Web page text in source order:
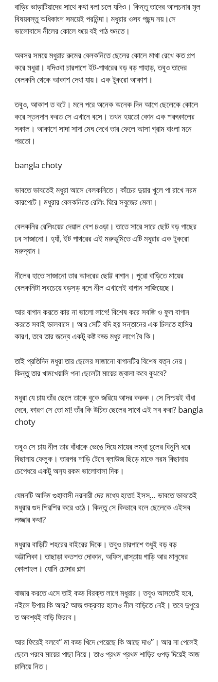
বাড়ির ভাড়াটিয়াদের সাথে কথা বলা চলে যদিও। কিন্তু তাদের আলচনার মূল
বিষয়বস্তু অধিকাংশ সময়েই পরনিন্দা। মধুরার ওসব পছন্দ নয়।সে
ভালোবাসে নীলের কোলে শুয়ে বই পাঠ শুনতে।
অবসর সময়ে মধুরার রুমের বেলকনিতে ছেলের কোলে মাথা রেখে কত গল্প
করে মধুরা। যদিওবা চারপাশে ইট-পাথরের বড় বড় পাহাড়, তবুও তাদের
বেলকনি থেকে আকাশ দেখা যায়। এক টুকরো আকাশ।
তবুও, আকাশ ত বটে। মনে পরে অনেক অনেক দিন আগে ছেলেকে কোলে
করে স্তনদান করত সে এখানে বসে। তখন হয়তো কোন এক শরৎকালের
সকাল। আকাশে সাদা সাদা মেঘ দেখে তার ফেলে আসা গ্রাম বাংলা মনে
পরতো।
bangla choty
ভাবতে ভাবতেই মধুরা আসে বেলকনিতে। কাঁচের দুয়ার খুলে পা রাখে নরম
কারপেটে। মধুরার বেলকনিতে রেলিং ঘিরে সবুজের মেলা।
বেলকনির রেলিংয়ের দেয়াল বেশ চওড়া। তাতে সারে সারে ছোট বড় গাছের
ঢব সাজানো। হ‍্যাঁ, ইট পাথরের এই মরুভূমিতে এটি মধুরার এক টুকরো
মরুদ্যান।
নীলের হাতে সাজানো তার আদরের ছোট্ট বাগান। পুরো বাড়িতে মায়ের
বেলকনিটা সবচেয়ে বড়সড় বলে নীল এখানেই বাগান সাজিয়েছে।
আর বাগান করতে কার না ভালো লাগে! বিশেষ করে সবজি ও ফুল বাগান
করতে সবাই ভালবাসে। আর সেটি যদি হয় সন্তানের এক চিলতে হাসির
কারণ, তবে তার জন্যে একটু কষ্ট বড্ড মধুর লাগে বৈ কি।
তাই প্রতিদিন মধুরা তার ছেলের সাজানো বাগানটির বিশেষ যত্ন নেয়।
কিন্তু তার খামখেয়ালি পনা ছেলেটা মায়ের জ্বালা কবে বুঝবে?
মধুরা যে চায় তাঁর ছেলে তাকে বুকে জরিয়ে আদর করুক। সে নিশ্চয়ই বাঁধা
দেবে, কারণ সে তো মা! তাঁর কি উচিত ছেলের সাথে এই সব করা? bangla
choty
তবুও সে চায় নীল তার বাঁধাকে ভেঙে দিয়ে মায়ের লম্বা চুলের বিনুনি ধরে
বিছানায় ফেলুক। তারপর শাড়ি টেনে ব্লাউজ ছিড়ে মাকে নরম বিছানায়
চেপেধরে একটু অন‍্য রকম ভালোবাসা দিক।
যেমনটি আদিম গুহাবাসী নরনারী দের মধ্যে হতো! ইসস্… ভাবতে ভাবতেই
মধুরার গুদ শিরশির করে ওঠে। কিন্তু সে কিভাবে বলে ছেলেকে এইসব
লজ্জার কথা?
মধুরার বাড়িটি শহরের বাইরের দিকে। তবুও চারপাশে শুধুই বড় বড়
অট্টালিকা। তাছাড়া কতশত দোকান, অফিস,রাস্তায় গাড়ি আর মানুষের
কোলাহল। যোনি চোদার গল্প
বাজার করতে এসে তাই বড্ড বিরক্ত লাগে মধুরার। তবুও আসতেই হবে,
নইলে উপায় কি আর? আজ শুক্রবার হলেও নীল বাড়িতে নেই। তবে দুপুরে
ত অবশ্যই বাড়ি ফিরবে।
আর ফিরেই বলবে“ মা বড্ড খিদে পেয়েছে কি আছে দাও”। আর না পেলেই
ছেলে পরবে মায়ের পাছা নিয়ে। তাও প্রথম প্রথম শাড়ির ওপড় দিয়েই কাজ
চালিয়ে নিত।